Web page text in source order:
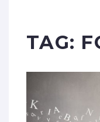
TAG: